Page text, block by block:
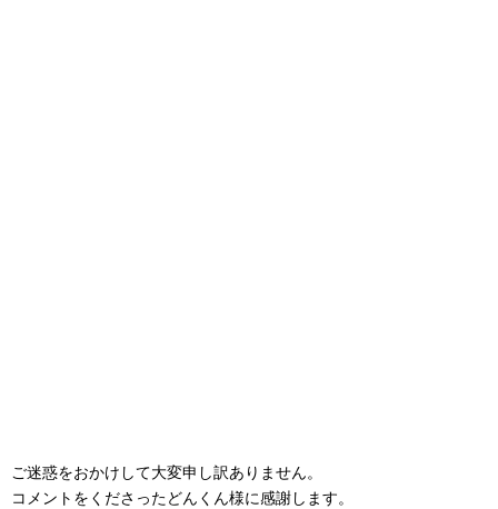
ご迷惑をおかけして大変申し訳ありません。
コメントをくださったどんくん様に感謝します。